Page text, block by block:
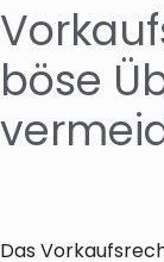
böse
Das